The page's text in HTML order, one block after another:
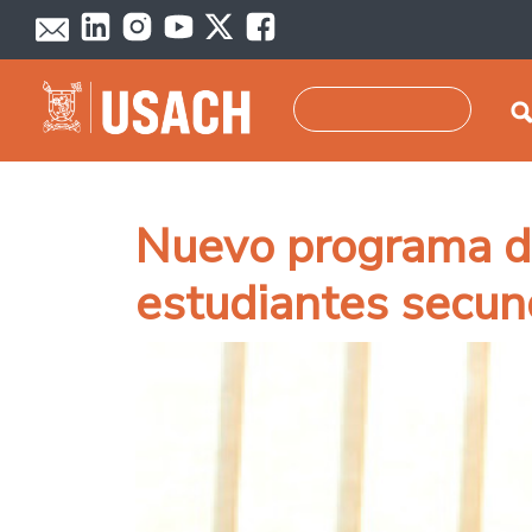
Skip to main content
Nuevo programa
estudiantes